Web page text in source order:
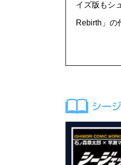
イズ版もシ
Rebirth」の